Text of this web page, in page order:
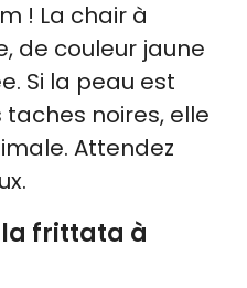
! La chair à
de couleur jaune
Si la peau est
noires, elle
Attendez
frittata à